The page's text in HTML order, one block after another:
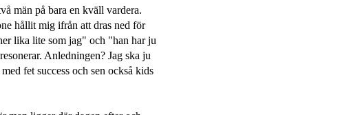
män på bara en kväll vardera.
hållit mig ifrån att dras ned för
lika lite som jag" och "han har ju
Anledningen? Jag ska ju
fet success och sen också kids